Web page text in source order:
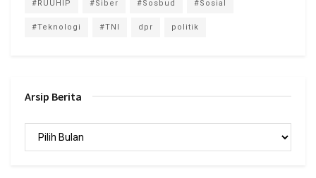
#RUUHIP #Siber #Sosbud #Sosial
#Teknologi #TNI dpr politik
Arsip Berita
Arsip